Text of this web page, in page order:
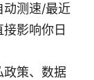
动测速/最近
影响你日
政策、数据